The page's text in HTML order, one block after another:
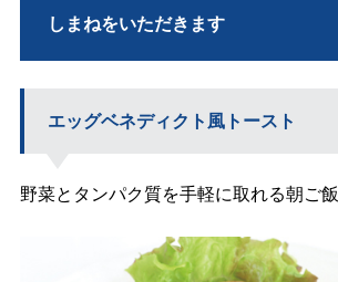
しまねをいただきます
エッグベネディクト風トースト
野菜とタンパク質を手軽に取れる朝ご飯